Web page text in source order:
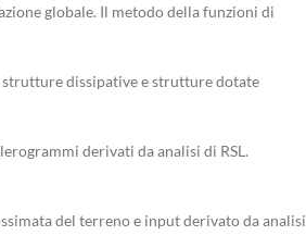
globale. Il metodo della funzioni di
dissipative e strutture dotate
derivati da analisi di RSL.
del terreno e input derivato da